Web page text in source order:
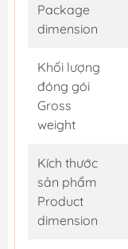
Package
dimension
Khối lượng
đóng gói
Gross
weight
Kích thước
sản phẩm
Product
dimension